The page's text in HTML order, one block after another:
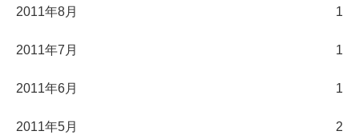
2011年8月 1
2011年7月 1
2011年6月 1
2011年5月 2